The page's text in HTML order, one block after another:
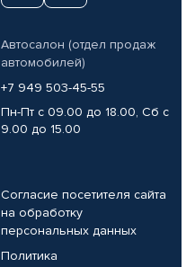
Автосалон (отдел продаж
автомобилей)
+7 949 503-45-55
Пн-Пт с 09.00 до 18.00, Сб с
9.00 до 15.00
Согласие посетителя сайта
на обработку
персональных данных
Политика